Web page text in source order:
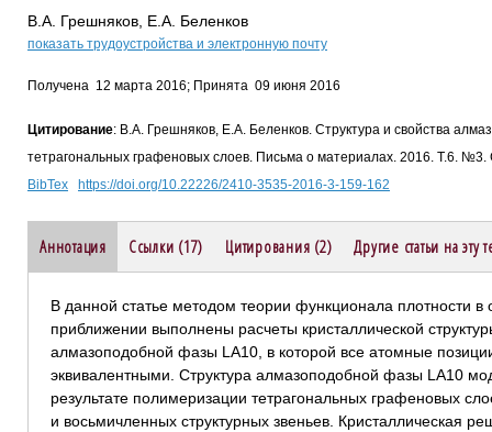
В.А. Грешняков, Е.А. Беленков
показать трудоустройства и электронную почту
Получена 12 марта 2016; Принята 09 июня 2016
Цитирование: В.А. Грешняков, Е.А. Беленков. Структура и свойства
тетрагональных графеновых слоев. Письма о материалах. 2016. Т.6.
BibTex
https://doi.org/10.22226/2410-3535-2016-3-159-162
Аннотация Ссылки (17) Цитирования (2) Другие статьи на эту
В данной статье методом теории функционала плотности
приближении выполнены расчеты кристаллической
алмазоподобной фазы LA10, в которой все атомные
эквивалентными. Структура алмазоподобной фазы LA10
результате полимеризации тетрагональных графеновых
и восьмичленных структурных звеньев. Кристаллическая